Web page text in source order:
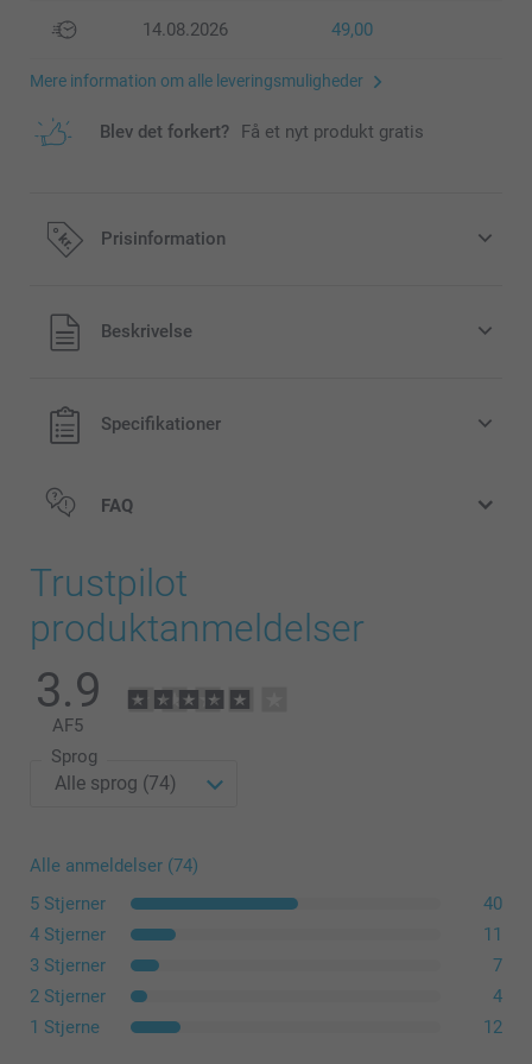
14.08.2026 49,00
Mere information om alle leveringsmuligheder
Blev det forkert? Få et nyt produkt gratis
Prisinformation
Alle priser inklusive moms og uden
forsendelsesomkostninger
Beskrivelse
Specifikationer
Nyt materiale
FAQ
Trustpilot
produktanmeldelser
3.9
AF5
Sprog
Alle anmeldelser (74)
5 Stjerner
40
4 Stjerner
11
3 Stjerner
7
2 Stjerner
4
1 Stjerne
12